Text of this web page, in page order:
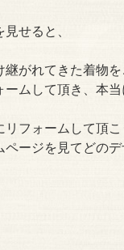
せると、
がれてきた着物を
ムして頂き、本
フォームして頂
ージを見てどのデ